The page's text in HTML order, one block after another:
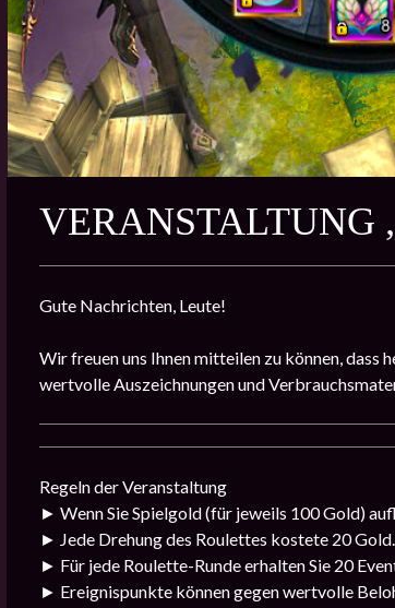
VERANSTALTUNG
Gute Nachrichten, Leute!
Wir freuen uns Ihnen mitteilen zu können, dass
wertvolle Auszeichnungen und
Regeln der Veranstaltung
► Wenn Sie Spielgold (für jeweils 100 Gold)
► Jede Drehung des Roulettes kostete 20 Gold.
► Für jede Roulette-Runde erhalten Sie 20
► Ereignispunkte können gegen wertvolle